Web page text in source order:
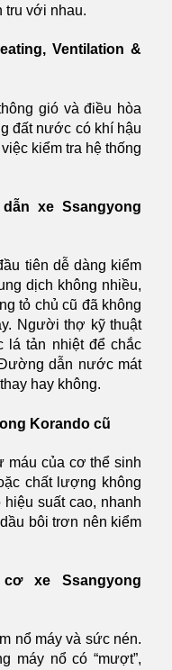
tru với nhau.
Ventilation &
gió và điều hòa
đất nước có khí hậu
kiểm tra hệ thống
xe Ssangyong
tiên dễ dàng kiểm
dịch không nhiều,
tỏ chủ cũ đã không
Người thợ kỹ thuật
lá tản nhiệt để chắc
dẫn nước mát
hay không.
Korando cũ
máu của cơ thể sinh
chất lượng không
suất cao, nhanh
bôi trơn nên kiểm
xe Ssangyong
nổ máy và sức nén.
máy nổ có “mượt”,